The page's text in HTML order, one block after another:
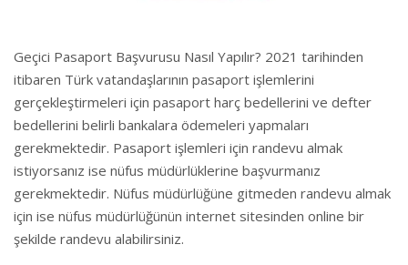
Geçici Pasaport Başvurusu Nasıl Yapılır? 2021 tarihinden
itibaren Türk vatandaşlarının pasaport işlemlerini
gerçekleştirmeleri için pasaport harç bedellerini ve defter
bedellerini belirli bankalara ödemeleri yapmaları
gerekmektedir. Pasaport işlemleri için randevu almak
istiyorsanız ise nüfus müdürlüklerine başvurmanız
gerekmektedir. Nüfus müdürlüğüne gitmeden randevu almak
için ise nüfus müdürlüğünün internet sitesinden online bir
şekilde randevu alabilirsiniz.